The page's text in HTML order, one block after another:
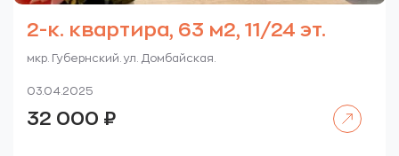
2-к. квартира, 63 м2, 11/24 эт.
мкр. Губернский. ул. Домбайская.
03.04.2025
32 000 ₽